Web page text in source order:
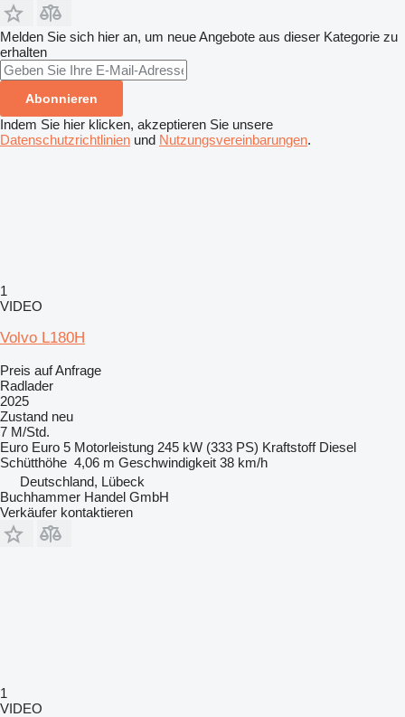
Melden Sie sich hier an, um neue Angebote aus dieser Kategorie zu
erhalten
Abonnieren
Indem Sie hier klicken, akzeptieren Sie unsere
Datenschutzrichtlinien und Nutzungsvereinbarungen.
1
VIDEO
Volvo L180H
Preis auf Anfrage
Radlader
2025
Zustand neu
7 M/Std.
Euro Euro 5 Motorleistung 245 kW (333 PS) Kraftstoff Diesel
Schütthöhe 4,06 m Geschwindigkeit 38 km/h
Deutschland, Lübeck
Buchhammer Handel GmbH
Verkäufer kontaktieren
1
VIDEO